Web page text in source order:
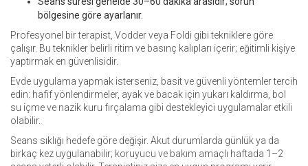
bölgesine göre ayarlanır.
Profesyonel bir terapist, Vodder veya Foldi gibi tekniklere göre
çalışır. Bu teknikler belirli ritim ve basınç kalıpları içerir; eğitimli kişiye
yaptırmak en güvenlisidir.
Evde uygulama yapmak isterseniz, basit ve güvenli yöntemler tercih
edin: hafif yönlendirmeler, ayak ve bacak için yukarı kaldırma, bol
su içme ve nazik kuru fırçalama gibi destekleyici uygulamalar etkili
olabilir.
Seans sıklığı hedefe göre değişir. Akut durumlarda günlük ya da
birkaç kez uygulanabilir; koruyucu ve bakım amaçlı haftada 1–2